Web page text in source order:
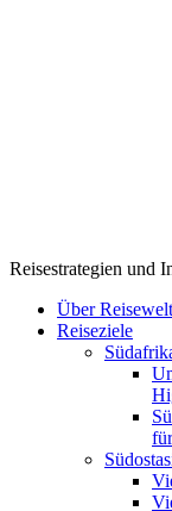
Reisestrategien und
Über
Reiseziele